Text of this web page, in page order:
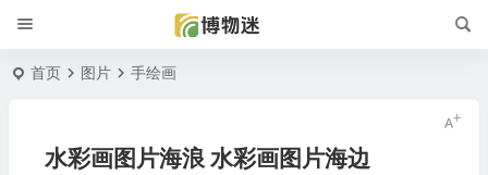
首页 图片 手绘画
水彩画图片海浪 水彩画图片海边